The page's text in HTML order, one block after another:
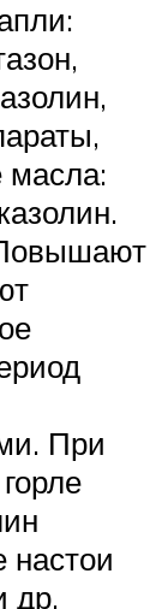
При
настои
др.